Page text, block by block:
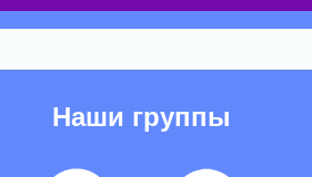
Наши группы